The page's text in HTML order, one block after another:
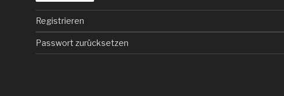
Registrieren
Passwort zurücksetzen